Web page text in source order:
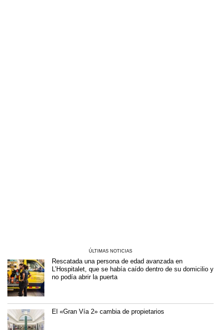
ÚLTIMAS NOTICIAS
Rescatada una persona de edad avanzada en
L’Hospitalet, que se había caído dentro de su domicilio y
no podía abrir la puerta
El «Gran Vía 2» cambia de propietarios